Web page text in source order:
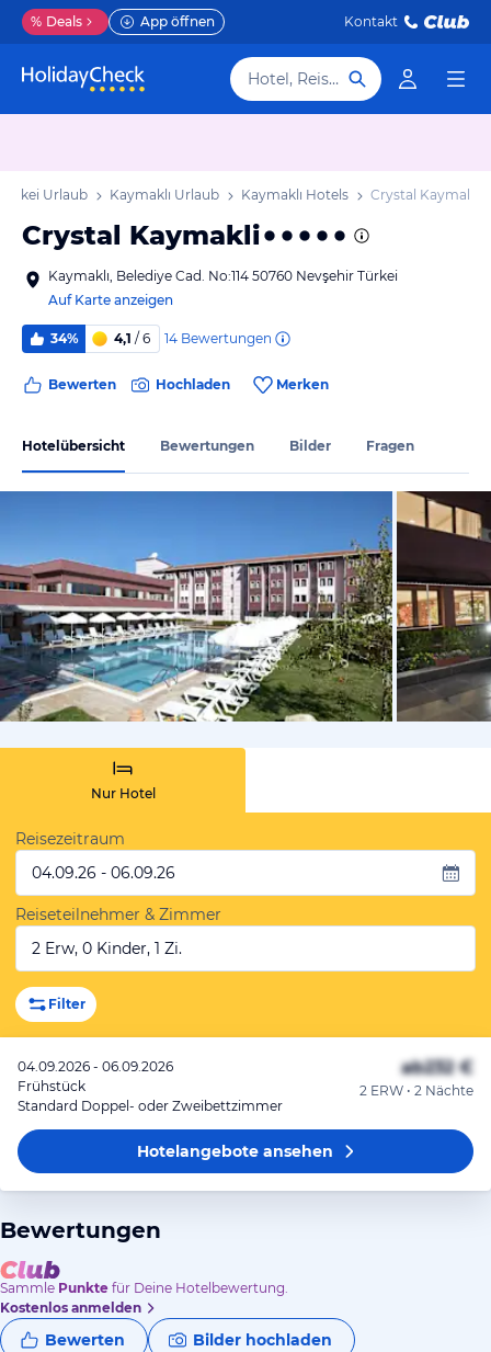
% Deals App öffnen Kontakt
Hotel, Reiseziel
Urlaub Kaymaklı Urlaub Kaymaklı Hotels Crystal Kaymakli
Crystal Kaymakli
Kaymaklı, Belediye Cad. No:114 50760 Nevşehir Türkei
Auf Karte anzeigen
34% 4,1 / 6 14 Bewertungen
Bewerten Hochladen Merken
Hotelübersicht Bewertungen Bilder Fragen
vom
Nur Hotel
Reisezeitraum
04.09.26 - 06.09.26
Reiseteilnehmer & Zimmer
2 Erw, 0 Kinder, 1 Zi.
Filter
04.09.2026 - 06.09.2026
Frühstück
Standard Doppel- oder Zweibettzimmer
ab232 €
2 ERW • 2 Nächte
Hotelangeboteansehen
Bewertungen
Sammle Punkte für Deine Hotelbewertung.
Kostenlos anmelden
Bewerten Bilder hochladen